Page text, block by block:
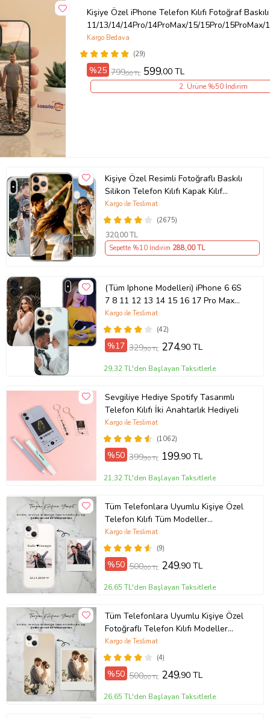
Kişiye Özel iPhone Telefon Kılıfı Fotoğraf Baskılı
11/13/14/14Pro/14ProMax/15/15Pro/
(29)
Kargo Bedava
%25 799,00 TL 599,00 TL
2. Ürüne %50 İndirim
Kişiye Özel Resimli Fotoğraflı Baskılı
Silikon Telefon Kılıfı Kapak Kılıf
(Telefon Modelleri Açıklamada)
(2675)
Kargo ile Teslimat
320,00 TL
Sepette %10 İndirim 288,00 TL
(Tüm Iphone Modelleri) iPhone 6 6S
7 8 11 12 13 14 15 16 17 Pro Max
Plus Mini Kişiye Özel Resimli
Fotoğraflı Kılıf(42)
Kargo ile Teslimat
%17 329,90 TL 274,90 TL
29,32 TL'den Başlayan Taksitlerle
Sevgiliye Hediye Spotify Tasarımlı
Telefon Kılıfı İki Anahtarlık Hediyeli
(1062)
Kargo ile Teslimat
%50 399,90 TL 199,90 TL
21,32 TL'den Başlayan Taksitlerle
Tüm Telefonlara Uyumlu Kişiye Özel
Telefon Kılıfı Tüm Modeller
Açıklamada
(9)
Kargo ile Teslimat
%50 500,00 TL 249,90 TL
26,65 TL'den Başlayan Taksitlerle
Tüm Telefonlara Uyumlu Kişiye Özel
Fotoğraflı Telefon Kılıfı Modeller
Açıklamada
(4)
Kargo ile Teslimat
%50 500,00 TL 249,90 TL
26,65 TL'den Başlayan Taksitlerle